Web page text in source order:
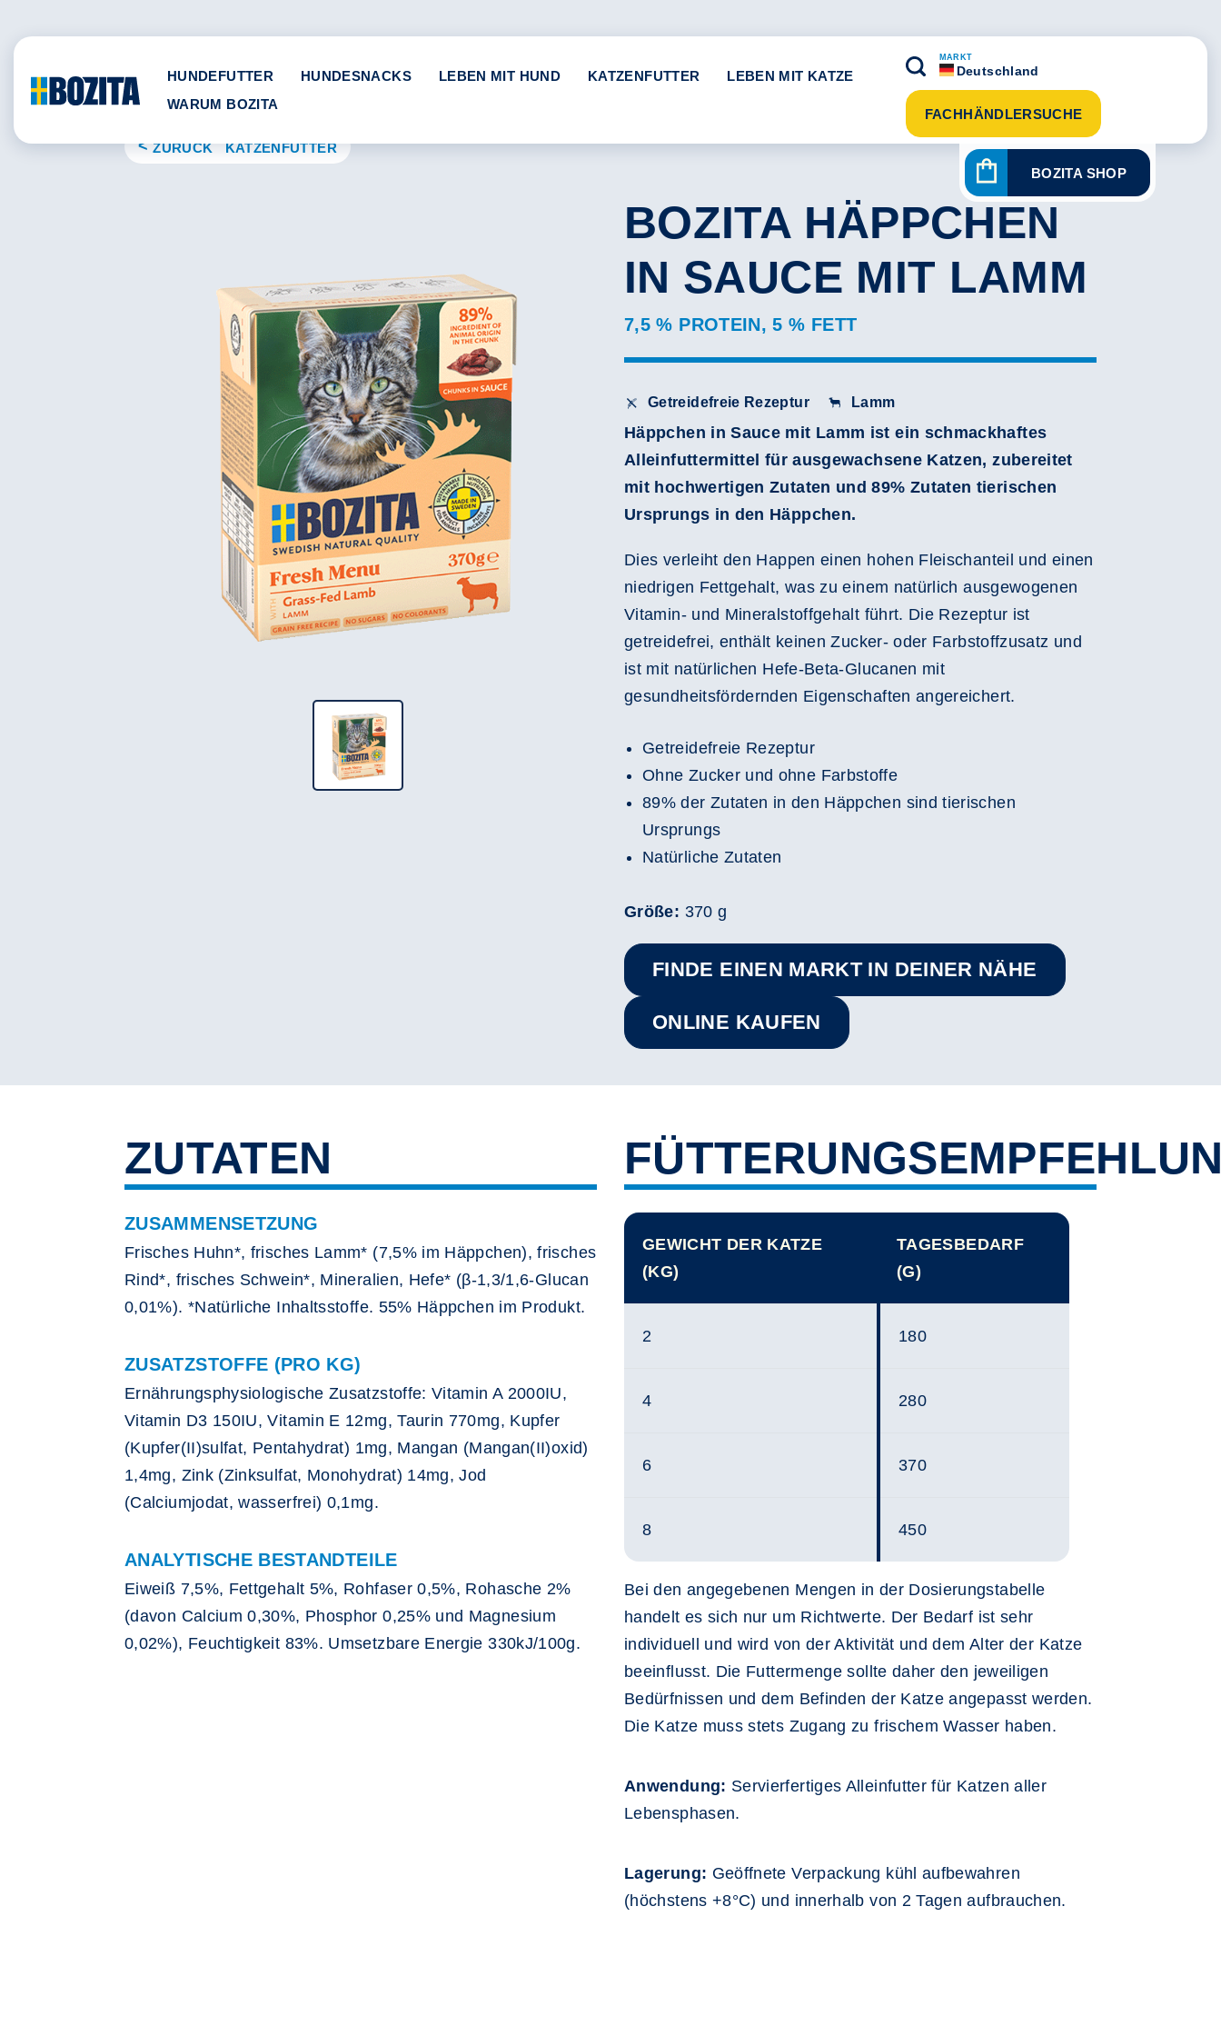
BOZITA SHOP
HUNDEFUTTER HUNDESNACKS LEBEN MIT HUND KATZENFUTTER
LEBEN MIT KATZE
WARUM BOZITA
MARKT
Deutschland
FACHHÄNDLERSUCHE
ZURÜCK KATZENFUTTER
BOZITA HÄPPCHEN
IN SAUCE MIT LAMM
7,5 % PROTEIN, 5 % FETT
Getreidefreie Rezeptur Lamm
Häppchen in Sauce mit Lamm ist ein schmackhaftes
Alleinfuttermittel für ausgewachsene Katzen, zubereitet
mit hochwertigen Zutaten und 89% Zutaten tierischen
Ursprungs in den Häppchen.
Dies verleiht den Happen einen hohen Fleischanteil und einen
niedrigen Fettgehalt, was zu einem natürlich ausgewogenen
Vitamin- und Mineralstoffgehalt führt. Die Rezeptur ist
getreidefrei, enthält keinen Zucker- oder Farbstoffzusatz und
ist mit natürlichen Hefe-Beta-Glucanen mit
gesundheitsfördernden Eigenschaften angereichert.
Getreidefreie Rezeptur
Ohne Zucker und ohne Farbstoffe
89% der Zutaten in den Häppchen sind tierischen
Ursprungs
Natürliche Zutaten
Größe: 370 g
FINDE EINEN MARKT IN DEINER NÄHE
ONLINE KAUFEN
ZUTATEN
ZUSAMMENSETZUNG
Frisches Huhn*, frisches Lamm* (7,5% im Häppchen), frisches
Rind*, frisches Schwein*, Mineralien, Hefe* (β-1,3/1,6-Glucan
0,01%). *Natürliche Inhaltsstoffe. 55% Häppchen im Produkt.
ZUSATZSTOFFE (PRO KG)
Ernährungsphysiologische Zusatzstoffe: Vitamin A 2000IU,
Vitamin D3 150IU, Vitamin E 12mg, Taurin 770mg, Kupfer
(Kupfer(II)sulfat, Pentahydrat) 1mg, Mangan (Mangan(II)oxid)
1,4mg, Zink (Zinksulfat, Monohydrat) 14mg, Jod
(Calciumjodat, wasserfrei) 0,1mg.
ANALYTISCHE BESTANDTEILE
Eiweiß 7,5%, Fettgehalt 5%, Rohfaser 0,5%, Rohasche 2%
(davon Calcium 0,30%, Phosphor 0,25% und Magnesium
0,02%), Feuchtigkeit 83%. Umsetzbare Energie 330kJ/100g.
GEWICHT DER KATZE
(KG)
TAGESBEDARF
(G)
2 180
4 280
6 370
8 450
Bei den angegebenen Mengen in der Dosierungstabelle
handelt es sich nur um Richtwerte. Der Bedarf ist sehr
individuell und wird von der Aktivität und dem Alter der Katze
beeinflusst. Die Futtermenge sollte daher den jeweiligen
Bedürfnissen und dem Befinden der Katze angepasst werden.
Die Katze muss stets Zugang zu frischem Wasser haben.
Anwendung: Servierfertiges Alleinfutter für Katzen aller
Lebensphasen.
Lagerung: Geöffnete Verpackung kühl aufbewahren
(höchstens +8°C) und innerhalb von 2 Tagen aufbrauchen.